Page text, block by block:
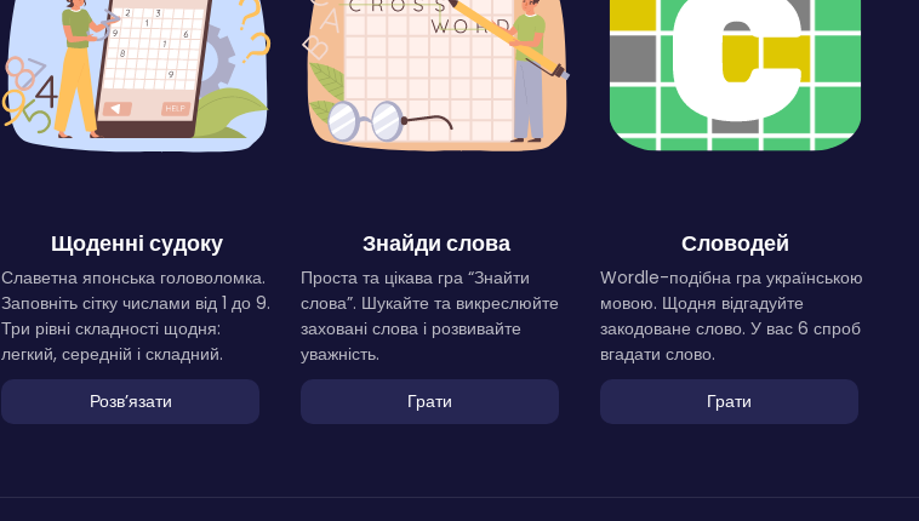
Щоденні судоку
Славетна японська головоломка.
Заповніть сітку числами від 1 до 9.
Три рівні складності щодня:
легкий, середній і складний.
Розвʼязати
Знайди слова
Проста та цікава гра “Знайти
слова”. Шукайте та викреслюйте
заховані слова і розвивайте
уважність.
Грати
Словодей
Wordle-подібна гра українською
мовою. Щодня відгадуйте
закодоване слово. У вас 6 спроб
вгадати слово.
Грати